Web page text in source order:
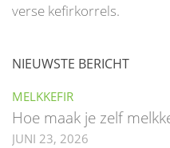
verse kefirkorrels.
NIEUWSTE BERICHT
MELKKEFIR
Hoe maak je zelf
JUNI 23, 2026